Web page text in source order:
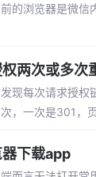
的浏览器是微
两次或多次
现每次请求授
，一次是301
下载app